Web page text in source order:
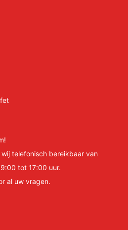
telefonisch bereikbaar van
tot 17:00 uur.
al uw vragen.